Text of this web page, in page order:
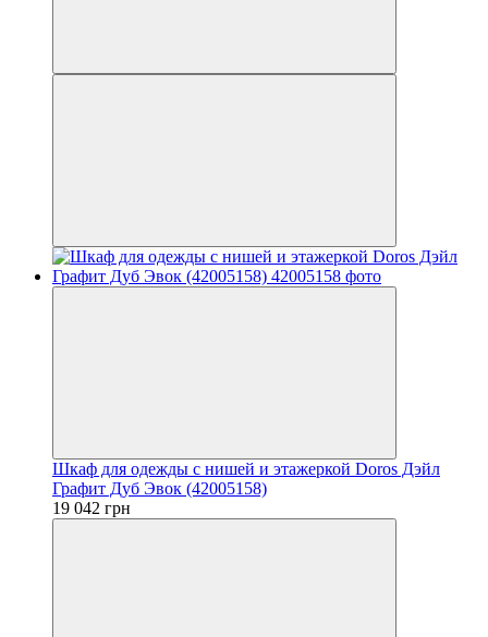
Шкаф для одежды с нишей и этажеркой Doros Дэйл
Графит Дуб Эвок (42005158)
19 042 грн